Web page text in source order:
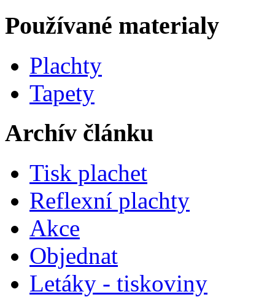
Používané materialy
Plachty
Tapety
Archív článku
Tisk plachet
Reflexní plachty
Akce
Objednat
Letáky - tiskoviny